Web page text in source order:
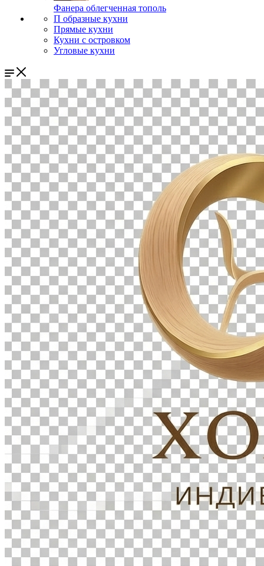
Фанера облегченная тополь
П образные кухни
Прямые кухни
Кухни с островком
Угловые кухни